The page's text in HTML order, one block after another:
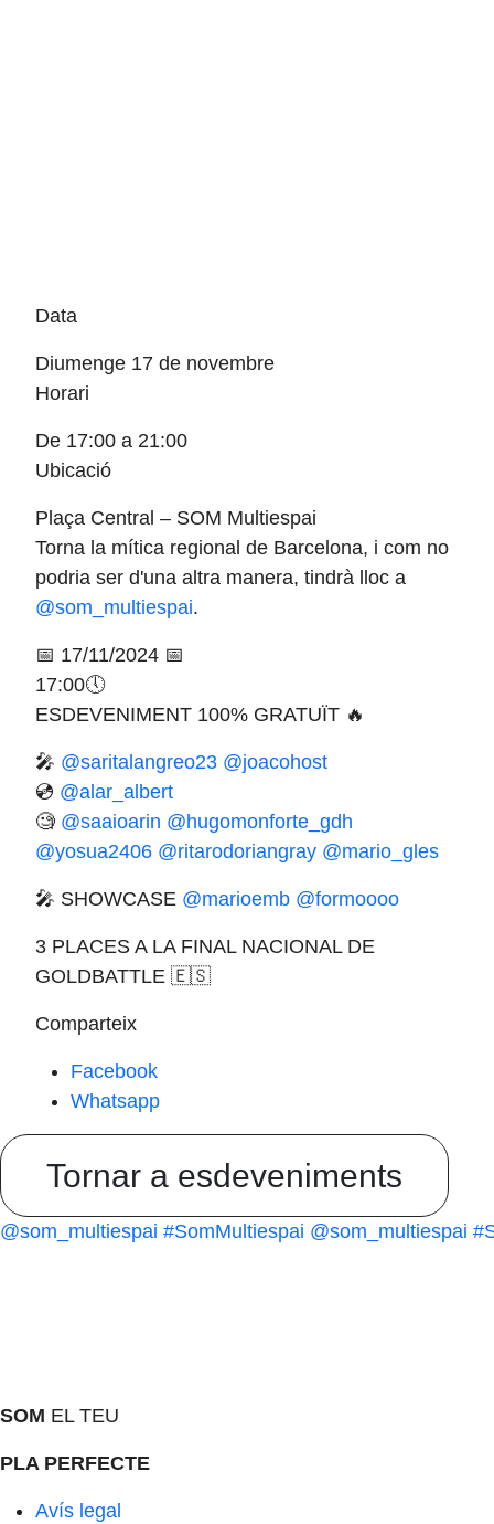
Data
Diumenge 17 de novembre
Horari
De 17:00 a 21:00
Ubicació
Plaça Central – SOM Multiespai
Torna la mítica regional de Barcelona, i com no
podria ser d'una altra manera, tindrà lloc a
@som_multiespai.
📅 17/11/2024 📅
17:00🕔
ESDEVENIMENT 100% GRATUÏT 🔥
🎤 @saritalangreo23 @joacohost
💿 @alar_albert
🧐 @saaioarin @hugomonforte_gdh
@yosua2406 @ritarodoriangray @mario_gles
🎤 SHOWCASE @marioemb @formoooo
3 PLACES A LA FINAL NACIONAL DE
GOLDBATTLE 🇪🇸
Comparteix
Facebook
Whatsapp
Tornar a esdeveniments
@som_multiespai #SomMultiespai @som_multiespai
SOM EL TEU
PLA PERFECTE
Avís legal